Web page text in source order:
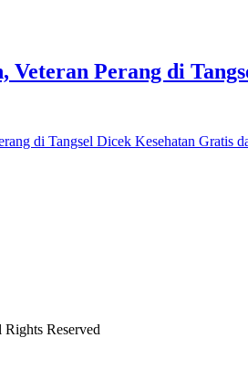
Veteran Perang di
Reserved